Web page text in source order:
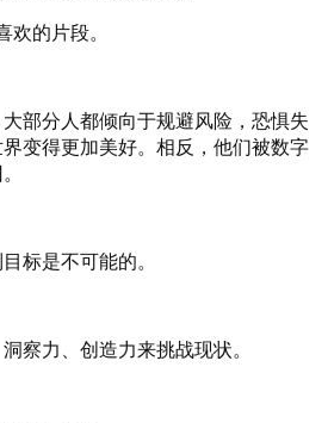
的片段。
部分人都倾向于规避风险，恐惧失
变得更加美好。相反，他们被数字
标是不可能的。
察力、创造力来挑战现状。